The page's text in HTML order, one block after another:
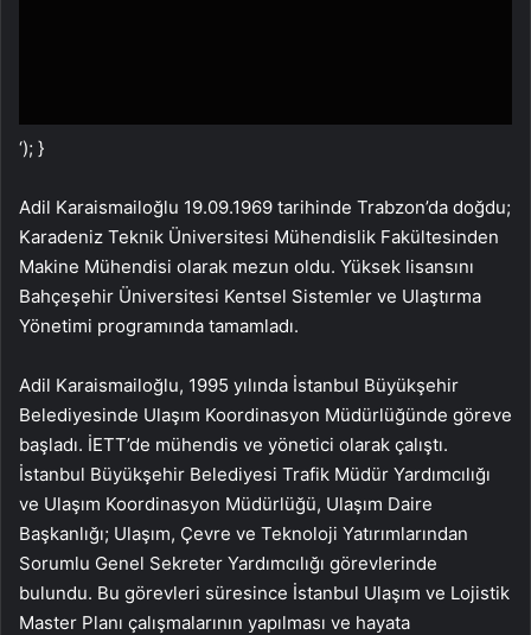
‘); }
Adil Karaismailoğlu 19.09.1969 tarihinde Trabzon’da doğdu;
Karadeniz Teknik Üniversitesi Mühendislik Fakültesinden
Makine Mühendisi olarak mezun oldu. Yüksek lisansını
Bahçeşehir Üniversitesi Kentsel Sistemler ve Ulaştırma
Yönetimi programında tamamladı.
Adil Karaismailoğlu, 1995 yılında İstanbul Büyükşehir
Belediyesinde Ulaşım Koordinasyon Müdürlüğünde göreve
başladı. İETT’de mühendis ve yönetici olarak çalıştı.
İstanbul Büyükşehir Belediyesi Trafik Müdür Yardımcılığı
ve Ulaşım Koordinasyon Müdürlüğü, Ulaşım Daire
Başkanlığı; Ulaşım, Çevre ve Teknoloji Yatırımlarından
Sorumlu Genel Sekreter Yardımcılığı görevlerinde
bulundu. Bu görevleri süresince İstanbul Ulaşım ve Lojistik
Master Planı çalışmalarının yapılması ve hayata